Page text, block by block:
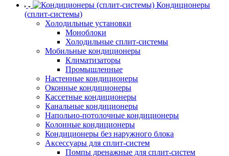
Кондиционеры
(сплит-системы)
Холодильные установки
Моноблоки
Холодильные сплит-системы
Мобильные кондиционеры
Климатизаторы
Промышленные
Настенные кондиционеры
Оконные кондиционеры
Кассетные кондиционеры
Канальные кондиционеры
Напольно-потолочные кондиционеры
Колонные кондиционеры
Кондиционеры без наружного блока
Аксессуары для сплит-систем
Помпы дренажные для сплит-систем